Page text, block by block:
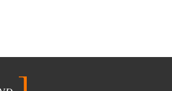
und…